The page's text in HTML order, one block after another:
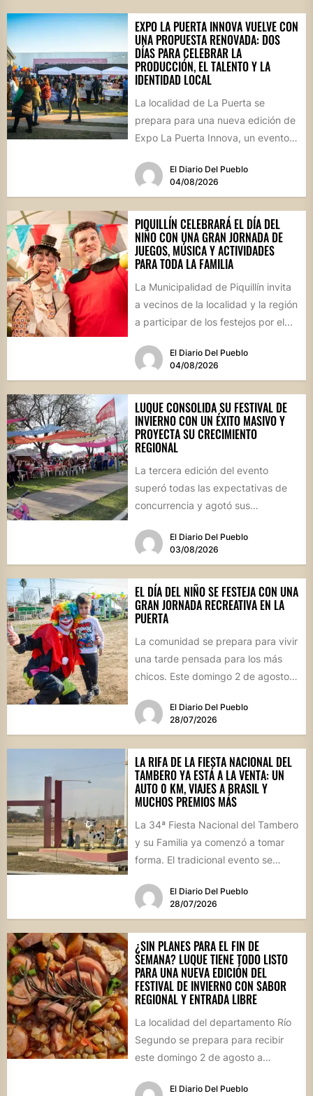
EXPO LA PUERTA INNOVA VUELVE CON
UNA PROPUESTA RENOVADA: DOS
DÍAS PARA CELEBRAR LA
PRODUCCIÓN, EL TALENTO Y LA
IDENTIDAD LOCAL
La localidad de La Puerta se
prepara para una nueva edición de
Expo La Puerta Innova, un evento
El Diario Del Pueblo
04/08/2026
PIQUILLÍN CELEBRARÁ EL DÍA DEL
NIÑO CON UNA GRAN JORNADA DE
JUEGOS, MÚSICA Y ACTIVIDADES
PARA TODA LA FAMILIA
La Municipalidad de Piquillín invita
a vecinos de la localidad y la región
a participar de los festejos por el...
El Diario Del Pueblo
04/08/2026
LUQUE CONSOLIDA SU FESTIVAL DE
INVIERNO CON UN ÉXITO MASIVO Y
PROYECTA SU CRECIMIENTO
REGIONAL
La tercera edición del evento
superó todas las expectativas de
concurrencia y agotó sus
marco, el...El Diario Del Pueblo
03/08/2026
EL DÍA DEL NIÑO SE FESTEJA CON UNA
GRAN JORNADA RECREATIVA EN LA
PUERTA
La comunidad se prepara para vivir
una tarde pensada para los más
chicos. Este domingo 2 de agosto,
El Diario Del Pueblo
28/07/2026
LA RIFA DE LA FIESTA NACIONAL DEL
TAMBERO YA ESTÁ A LA VENTA: UN
AUTO 0 KM, VIAJES A BRASIL Y
MUCHOS PREMIOS MÁS
La 34ª Fiesta Nacional del Tambero
y su Familia ya comenzó a tomar
forma. El tradicional evento se
El Diario Del Pueblo
28/07/2026
¿SIN PLANES PARA EL FIN DE
SEMANA? LUQUE TIENE TODO LISTO
PARA UNA NUEVA EDICIÓN DEL
FESTIVAL DE INVIERNO CON SABOR
REGIONAL Y ENTRADA LIBRE
La localidad del departamento Río
Segundo se prepara para recibir
este domingo 2 de agosto a
El Diario Del Pueblo